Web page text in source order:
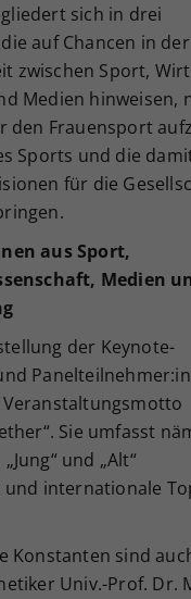
sich in drei
auf Chancen in der
zwischen Sport,
Medien hinweisen,
den Frauensport
Sports und die
für die
aus Sport,
Medien
der Keynote-
Sie umfasst
und „Alt“
und internationale
Konstanten sind
Univ.-Prof. Dr.